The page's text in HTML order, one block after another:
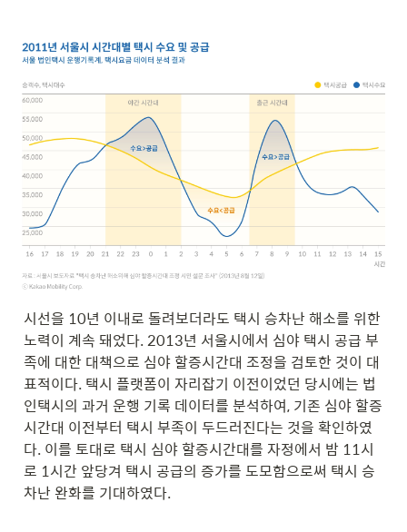
시선을 10년 이내로 돌려보더라도 택시 승차난 해소를 위한
노력이 계속 돼었다. 2013년 서울시에서 심야 택시 공급 부
족에 대한 대책으로 심야 할증시간대 조정을 검토한 것이 대
표적이다. 택시 플랫폼이 자리잡기 이전이었던 당시에는 법
인택시의 과거 운행 기록 데이터를 분석하여, 기존 심야 할증
시간대 이전부터 택시 부족이 두드러진다는 것을 확인하였
다. 이를 토대로 택시 심야 할증시간대를 자정에서 밤 11시
로 1시간 앞당겨 택시 공급의 증가를 도모함으로써 택시 승
차난 완화를 기대하였다.